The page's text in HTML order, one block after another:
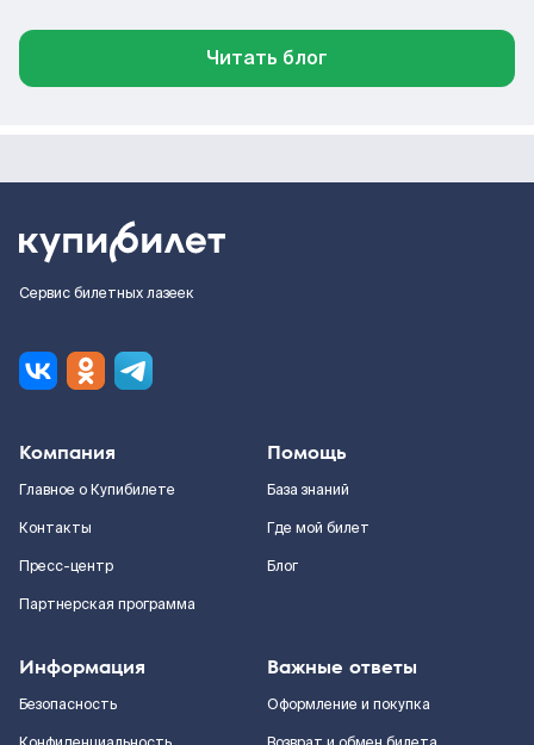
Читать блог
Сервис билетных лазеек
Компания
Главное о Купибилете
Контакты
Пресс-центр
Партнерская программа
Помощь
База знаний
Где мой билет
Блог
Информация
Безопасность
Важные ответы
Оформление и покупка